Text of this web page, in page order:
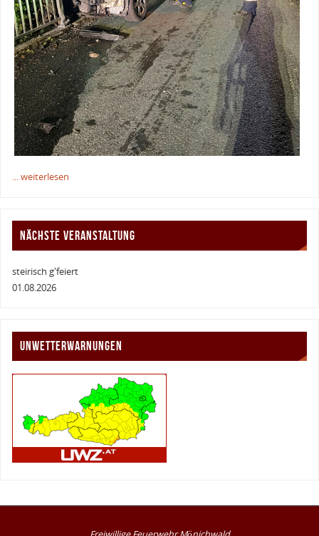
... weiterlesen
NÄCHSTE VERANSTALTUNG
steirisch g'feiert
01.08.2026
UNWETTERWARNUNGEN